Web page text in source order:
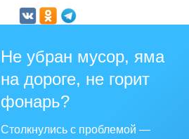
Не убран мусор, яма
на дороге, не горит
фонарь?
Столкнулись с проблемой —